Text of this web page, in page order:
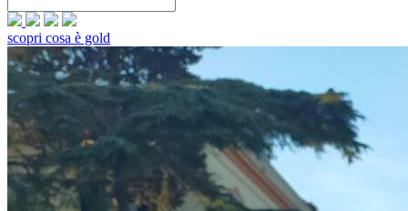
scopri cosa è gold